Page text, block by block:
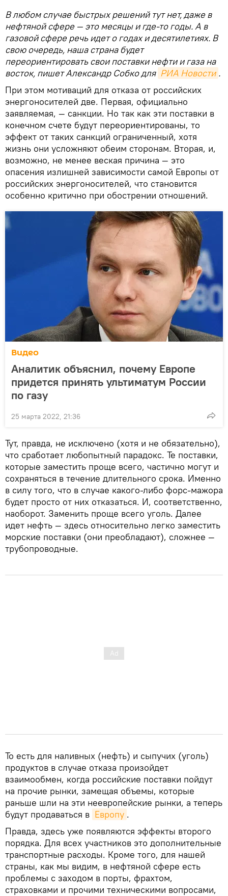
В любом случае быстрых решений тут нет, даже в
нефтяной сфере — это месяцы и где-то годы. А в
газовой сфере речь идет о годах и десятилетиях. В
свою очередь, наша страна будет
переориентировать свои поставки нефти и газа на
восток, пишет Александр Собко для РИА Новости .
При этом мотиваций для отказа от российских
энергоносителей две. Первая, официально
заявляемая, — санкции. Но так как эти поставки в
конечном счете будут переориентированы, то
эффект от таких санкций ограниченный, хотя
жизнь они усложняют обеим сторонам. Вторая, и,
возможно, не менее веская причина — это
опасения излишней зависимости самой Европы от
российских энергоносителей, что становится
особенно критично при обострении отношений.
Видео
Аналитик объяснил, почему Европе
придется принять ультиматум России
по газу
25 марта 2022, 21:36
Тут, правда, не исключено (хотя и не обязательно),
что сработает любопытный парадокс. Те поставки,
которые заместить проще всего, частично могут и
сохраняться в течение длительного срока. Именно
в силу того, что в случае какого-либо форс-мажора
будет просто от них отказаться. И, соответственно,
наоборот. Заменить проще всего уголь. Далее
идет нефть — здесь относительно легко заместить
морские поставки (они преобладают), сложнее —
трубопроводные.
То есть для наливных (нефть) и сыпучих (уголь)
продуктов в случае отказа произойдет
взаимообмен, когда российские поставки пойдут
на прочие рынки, замещая объемы, которые
раньше шли на эти неевропейские рынки, а теперь
будут продаваться в Европу .
Правда, здесь уже появляются эффекты второго
порядка. Для всех участников это дополнительные
транспортные расходы. Кроме того, для нашей
страны, как мы видим, в нефтяной сфере есть
проблемы с заходом в порты, фрахтом,
страховками и прочими техническими вопросами,